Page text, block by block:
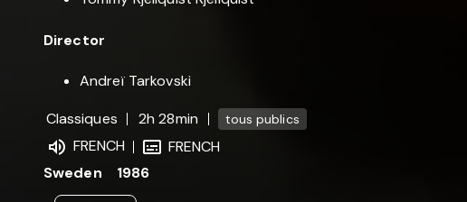
Director
Andreï Tarkovski
Classiques
2h 28min tous publics
FRENCH
FRENCH
Sweden
1986